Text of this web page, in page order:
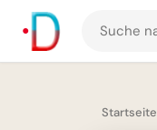
Suche
nach
und
Startseite